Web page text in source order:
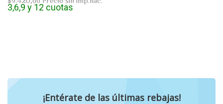
3,6,9 y 12 cuotas
¡Entérate de las últimas rebajas!